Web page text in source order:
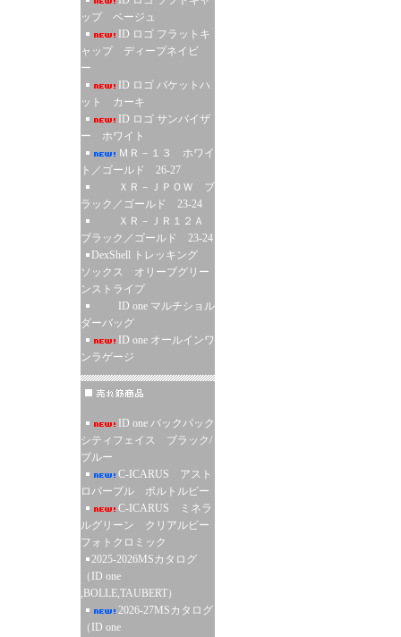
ップ ベージュ
ID ロゴ フラットキ
ャップ ディープネイビ
ー
ID ロゴ バケットハ
ット カーキ
ID ロゴ サンバイザ
ー ホワイト
ＭＲ－１３ ホワイ
ト／ゴールド 26-27
ＸＲ－ＪＰＯＷ ブ
ラック／ゴールド 23-24
ＸＲ－ＪＲ１２Ａ
ブラック／ゴールド 23-24
DexShell トレッキング
ソックス オリーブグリー
ンストライプ
ID one マルチショル
ダーバッグ
ID one オールインワ
ンラゲージ
ID one バックパック
シティフェイス ブラック/
ブルー
C-ICARUS アスト
ロパープル ボルトルビー
C-ICARUS ミネラ
ルグリーン クリアルビー
フォトクロミック
2025-2026MSカタログ
（ID one
,BOLLE,TAUBERT）
2026-27MSカタログ
（ID one